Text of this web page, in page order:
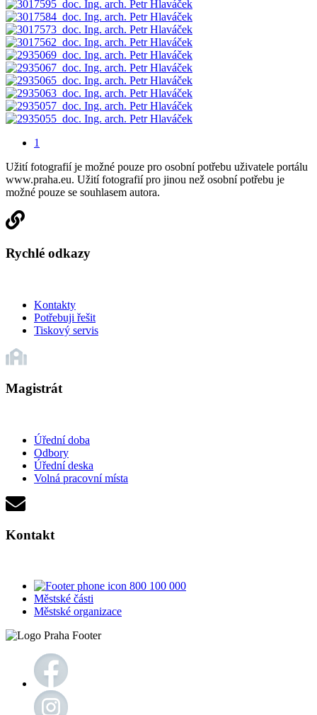
1
Užití fotografií je možné pouze pro osobní potřebu uživatele portálu
www.praha.eu. Užití fotografií pro jinou než osobní potřebu je
možné pouze se souhlasem autora.
Rychlé odkazy
Kontakty
Potřebuji řešit
Tiskový servis
Magistrát
Úřední doba
Odbory
Úřední deska
Volná pracovní místa
Kontakt
800 100 000
Městské části
Městské organizace